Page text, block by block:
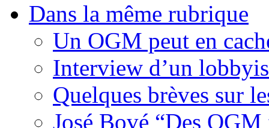
Dans la même rubrique
Un OGM peut en
Interview d’un
Quelques brèves sur
José Bové “Des